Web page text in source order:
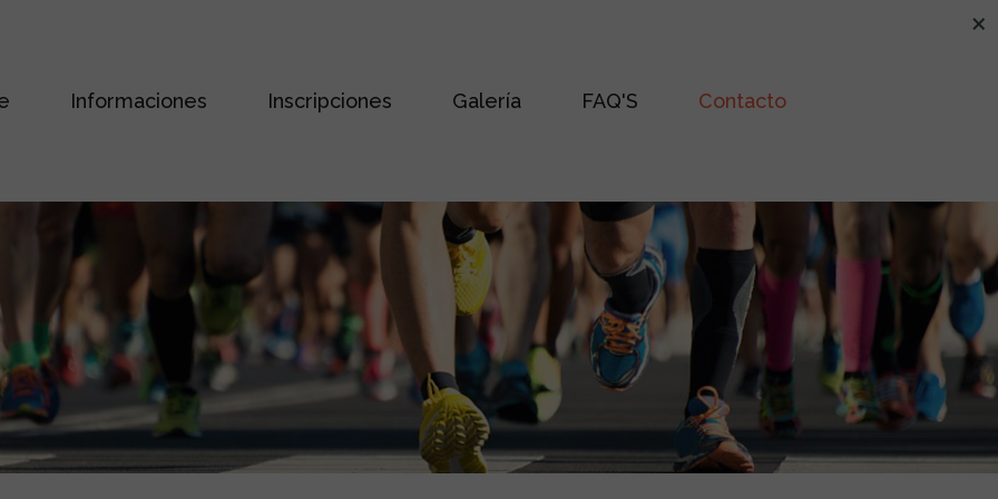
Informaciones Inscripciones Galería FAQ'S Contacto
×